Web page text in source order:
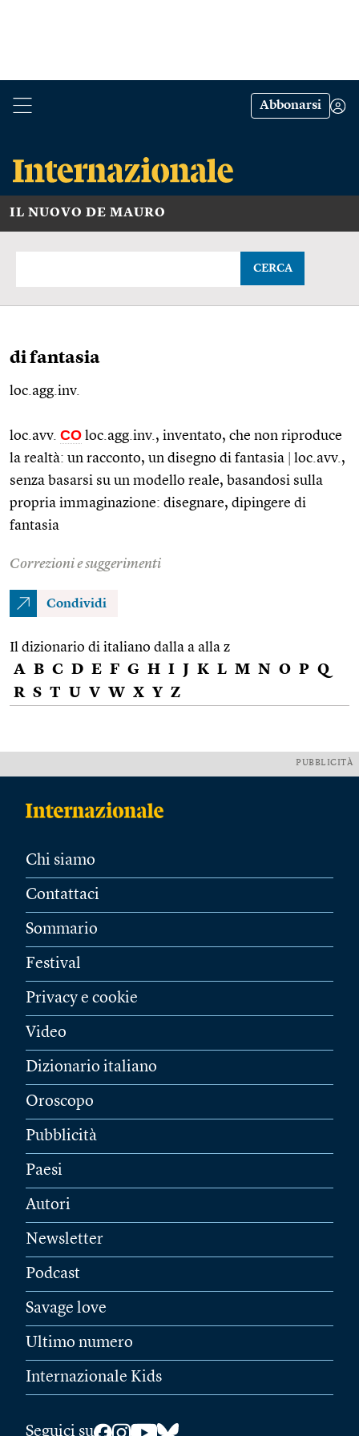
Abbonarsi
IL NUOVO DE MAURO
CERCA
di fantasia
loc.agg.inv.
loc.avv. CO loc.agg. inv., inventato, che non riproduce
la realtà: un racconto, un disegno di fantasia
loc.avv. ,
senza basarsi su un modello reale, basandosi sulla
propria immaginazione: disegnare, dipingere di
fantasia
Correzioni e suggerimenti
Condividi
Il dizionario di italiano dalla a alla z
A B C D E F G H I J K L M N O P Q
R S T U V W X Y Z
PUBBLICITÀ
Chi siamo
Contattaci
Sommario
Festival
Privacy e cookie
Video
Dizionario italiano
Oroscopo
Pubblicità
Paesi
Autori
Newsletter
Podcast
Savage love
Ultimo numero
Internazionale Kids
Seguici su